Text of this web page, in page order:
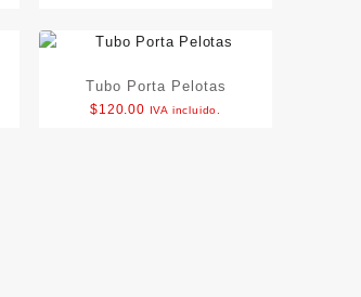
Tubo Porta Pelotas
$120.00 IVA incluido.